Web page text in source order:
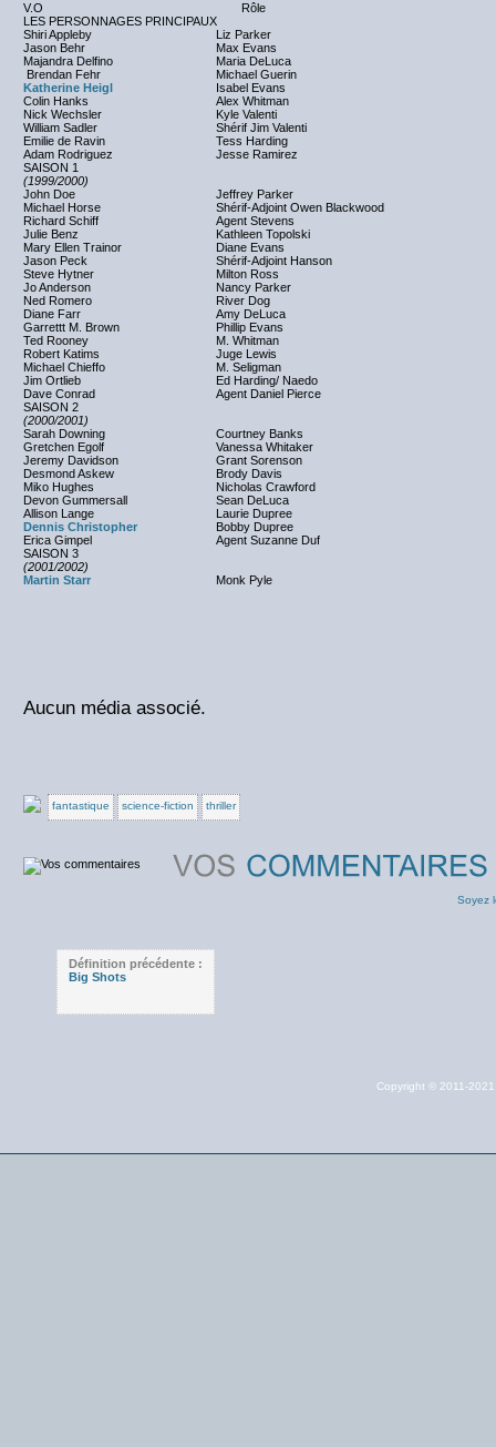
V.O
Rôle
LES PERSONNAGES PRINCIPAUX
Shiri Appleby
Liz Parker
Jason Behr
Max Evans
Majandra Delfino
Maria DeLuca
Brendan Fehr
Michael Guerin
Katherine Heigl
Isabel Evans
Colin Hanks
Alex Whitman
Nick Wechsler
Kyle Valenti
William Sadler
Shérif Jim Valenti
Emilie de Ravin
Tess Harding
Adam Rodriguez
Jesse Ramirez
SAISON 1
(1999/2000)
John Doe
Jeffrey Parker
Michael Horse
Shérif-Adjoint Owen Blackwood
Richard Schiff
Agent Stevens
Julie Benz
Kathleen Topolski
Mary Ellen Trainor
Diane Evans
Jason Peck
Shérif-Adjoint Hanson
Steve Hytner
Milton Ross
Jo Anderson
Nancy Parker
Ned Romero
River Dog
Diane Farr
Amy DeLuca
Garrettt M. Brown
Phillip Evans
Ted Rooney
M. Whitman
Robert Katims
Juge Lewis
Michael Chieffo
M. Seligman
Jim Ortlieb
Ed Harding/ Naedo
Dave Conrad
Agent Daniel Pierce
SAISON 2
(2000/2001)
Sarah Downing
Courtney Banks
Gretchen Egolf
Vanessa Whitaker
Jeremy Davidson
Grant Sorenson
Desmond Askew
Brody Davis
Miko Hughes
Nicholas Crawford
Devon Gummersall
Sean DeLuca
Allison Lange
Laurie Dupree
Dennis Christopher
Bobby Dupree
Erica Gimpel
Agent Suzanne Duf
SAISON 3
(2001/2002)
Martin Starr
Monk Pyle
Aucun média associé.
fantastique science-fiction thriller
Soyez
Définition précédente :
Big Shots
Copyright © 2011-